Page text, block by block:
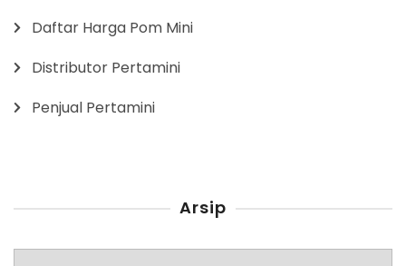
Daftar Harga Pom Mini
Distributor Pertamini
Penjual Pertamini
Arsip